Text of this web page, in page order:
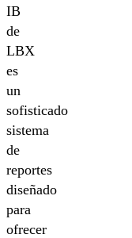
IB
de
LBX
es
un
sofisticado
sistema
de
reportes
diseñado
para
ofrecer